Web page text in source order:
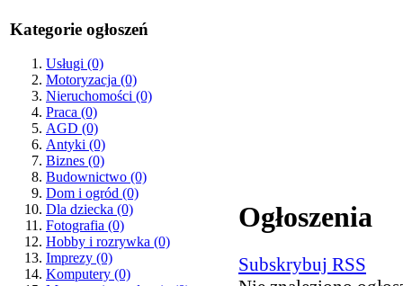
Kategorie ogłoszeń
Usługi (0)
Motoryzacja (0)
Nieruchomości (0)
Praca (0)
AGD (0)
Antyki (0)
Biznes (0)
Budownictwo (0)
Dom i ogród (0)
Dla dziecka (0)
Fotografia (0)
Hobby i rozrywka (0)
Imprezy (0)
Komputery (0)
Ogłoszenia
Subskrybuj RSS